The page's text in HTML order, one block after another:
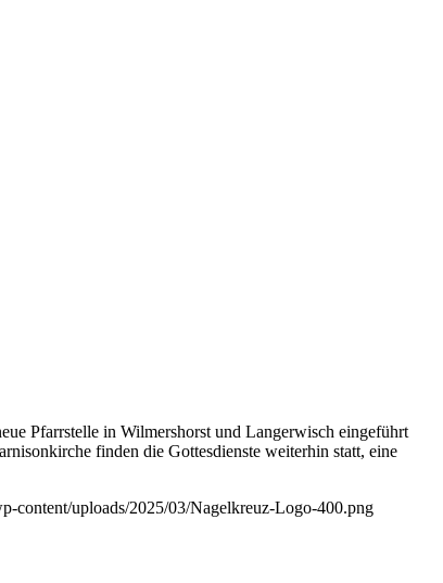
Pfarrstelle in Wilmershorst und Langerwisch eingeführt
finden die Gottesdienste weiterhin statt, eine
content/uploads/2025/03/Nagelkreuz-Logo-400.png